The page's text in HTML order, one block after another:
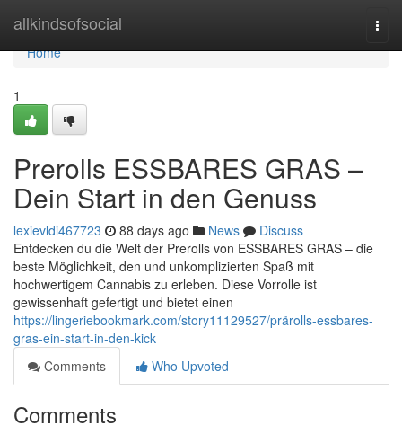
allkindsofsocial
Home
Home
1
Prerolls ESSBARES GRAS –
Dein Start in den Genuss
lexievldi467723 88 days ago News
Discuss
Entdecken du die Welt der Prerolls von ESSBARES GRAS – die
beste Möglichkeit, den und unkomplizierten Spaß mit
hochwertigem Cannabis zu erleben. Diese Vorrolle ist
gewissenhaft gefertigt und bietet einen
https://lingeriebookmark.com/story11129527/prärolls-essbares-
gras-ein-start-in-den-kick
Comments
Who Upvoted
Comments